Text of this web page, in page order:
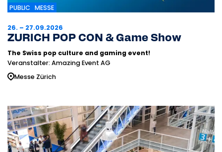
PUBLIC MESSE
26. – 27.09.2026
ZURICH POP CON & Game Show
The Swiss pop culture and gaming event!
Veranstalter: Amazing Event AG
Messe Zürich